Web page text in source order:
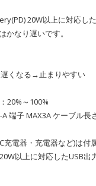
20W以上に対応し
なり遅いです。
くなる→止まりやすい
20%～100%
端子 MAX3A ケーブル長
電器・充電器など)は付
以上に対応したUSB出